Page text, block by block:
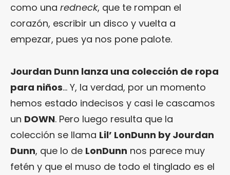
como una redneck, que te rompan el
corazón, escribir un disco y vuelta a
empezar, pues ya nos pone palote.
Jourdan Dunn lanza una colección de ropa
para niños… Y, la verdad, por un momento
hemos estado indecisos y casi le cascamos
un DOWN. Pero luego resulta que la
colección se llama Lil’ LonDunn by Jourdan
Dunn, que lo de LonDunn nos parece muy
fetén y que el muso de todo el tinglado es el